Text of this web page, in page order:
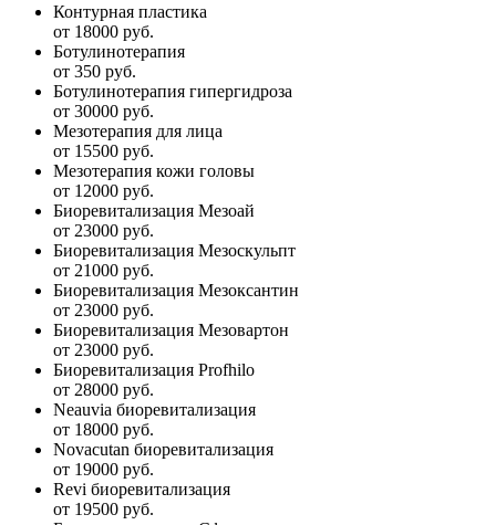
Контурная пластика
от 18000 руб.
Ботулинотерапия
от 350 руб.
Ботулинотерапия гипергидроза
от 30000 руб.
Мезотерапия для лица
от 15500 руб.
Мезотерапия кожи головы
от 12000 руб.
Биоревитализация Мезоай
от 23000 руб.
Биоревитализация Мезоскульпт
от 21000 руб.
Биоревитализация Мезоксантин
от 23000 руб.
Биоревитализация Мезовартон
от 23000 руб.
Биоревитализация Profhilo
от 28000 руб.
Neauvia биоревитализация
от 18000 руб.
Novacutan биоревитализация
от 19000 руб.
Revi биоревитализация
от 19500 руб.